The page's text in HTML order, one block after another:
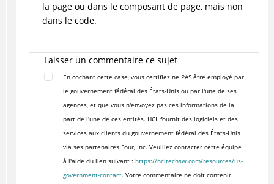
la page ou dans le composant de page, mais non
dans le code.
Laisser un commentaire ce sujet
En cochant cette case, vous certifiez ne PAS être employé par
le gouvernement fédéral des États-Unis ou par l'une de ses
agences, et que vous n'envoyez pas ces informations de la
part de l'une de ces entités. HCL fournit des logiciels et des
services aux clients du gouvernement fédéral des États-Unis
via ses partenaires Four, Inc. Veuillez contacter cette équipe
à l'aide du lien suivant : https://hcltechsw.com/resources/us-
government-contact. Votre commentaire ne doit contenir